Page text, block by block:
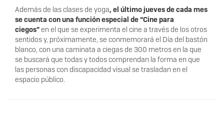
Además de las clases de yoga, el último jueves de cada mes
se cuenta con una función especial de “Cine para
ciegos” en el que se experimenta el cine a través de los otros
sentidos y, próximamente, se conmemorará el Día del bastón
blanco, con una caminata a ciegas de 300 metros en la que
se buscará que todas y todos comprendan la forma en que
las personas con discapacidad visual se trasladan en el
espacio público.